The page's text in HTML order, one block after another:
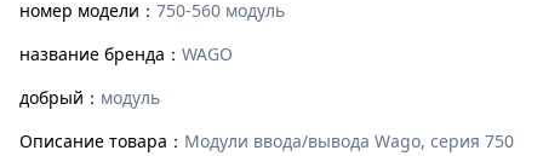
номер модели： 750-560 модуль
название бренда： WAGO
добрый： модуль
Описание товара： Модули ввода/вывода Wago, серия 750